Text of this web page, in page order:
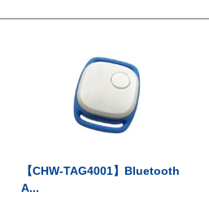
【CHW-TAG4001】Bluetooth
A...